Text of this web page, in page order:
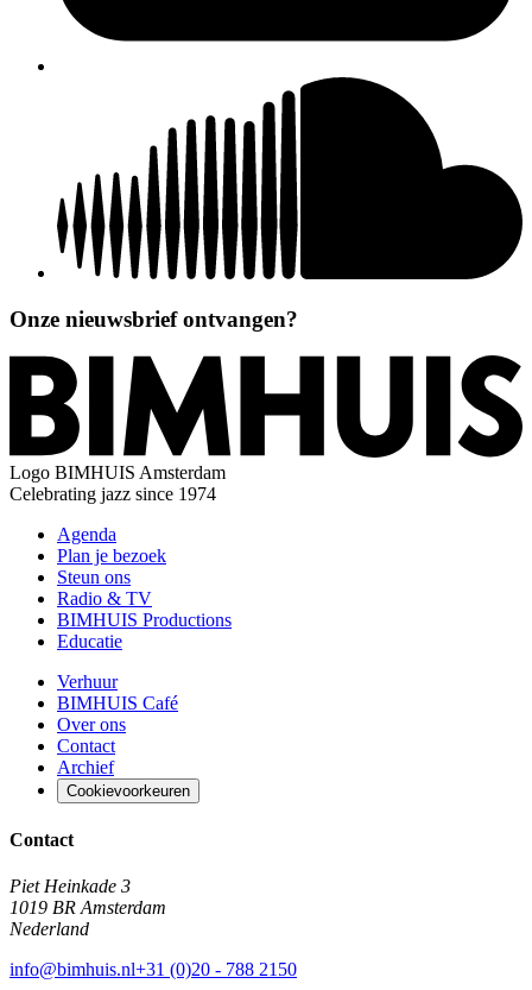
Onze nieuwsbrief ontvangen?
Logo BIMHUIS Amsterdam
Celebrating jazz since 1974
Agenda
Plan je bezoek
Steun ons
Radio & TV
BIMHUIS Productions
Educatie
Verhuur
BIMHUIS Café
Over ons
Contact
Archief
Cookievoorkeuren
Contact
Piet Heinkade 3
1019 BR Amsterdam
Nederland
info@bimhuis.nl+31 (0)20 - 788 2150